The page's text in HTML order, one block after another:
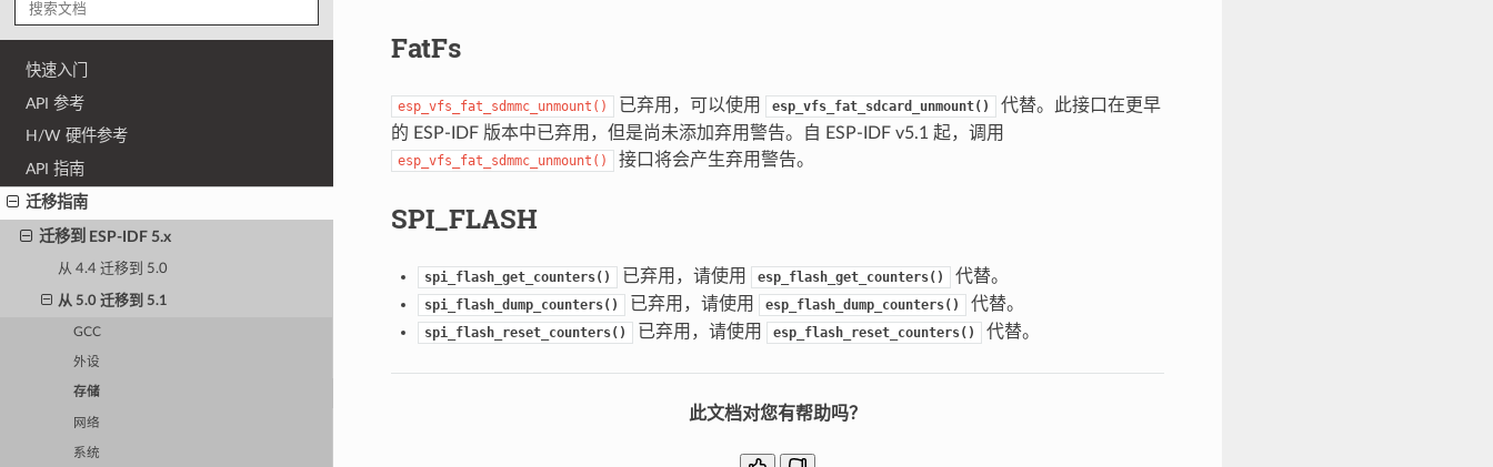
快速入门
API 参考
H/W 硬件参考
API 指南
迁移指南
迁移到 ESP-IDF 5.x
从 4.4 迁移到 5.0
从 5.0 迁移到 5.1
GCC
外设
存储
网络
系统
FatFs
esp_vfs_fat_sdmmc_unmount() 已弃用，可以使用 esp_vfs_fat_sdcard_unmount()
代替。此接口在更早
的 ESP-IDF 版本中已弃用，但是尚未添加弃用警告。自 ESP-IDF v5.1 起，调用
esp_vfs_fat_sdmmc_unmount() 接口将会产生弃用警告。
SPI_FLASH
spi_flash_get_counters() 已弃用，请使用 esp_flash_get_counters() 代替。
spi_flash_dump_counters() 已弃用，请使用 esp_flash_dump_counters() 代替。
spi_flash_reset_counters() 已弃用，请使用 esp_flash_reset_counters() 代替。
此文档对您有帮助吗？